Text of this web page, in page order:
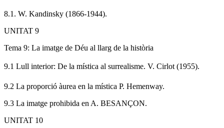
8.1. W. Kandinsky (1866-1944).
UNITAT 9
Tema 9: La imatge de Déu al llarg de la història
9.1 Lull interior: De la mística al surrealisme. V. Cirlot (1955).
9.2 La proporció àurea en la mística P. Hemenway.
9.3 La imatge prohibida en A. BESANÇON.
UNITAT 10